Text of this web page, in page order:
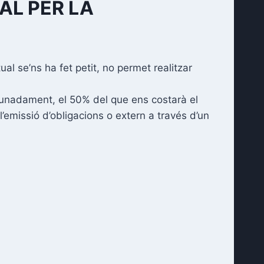
PER LA
se’ns ha fet petit, no permet realitzar
el 50% del que ens costarà el
d’obligacions o extern a través d’un